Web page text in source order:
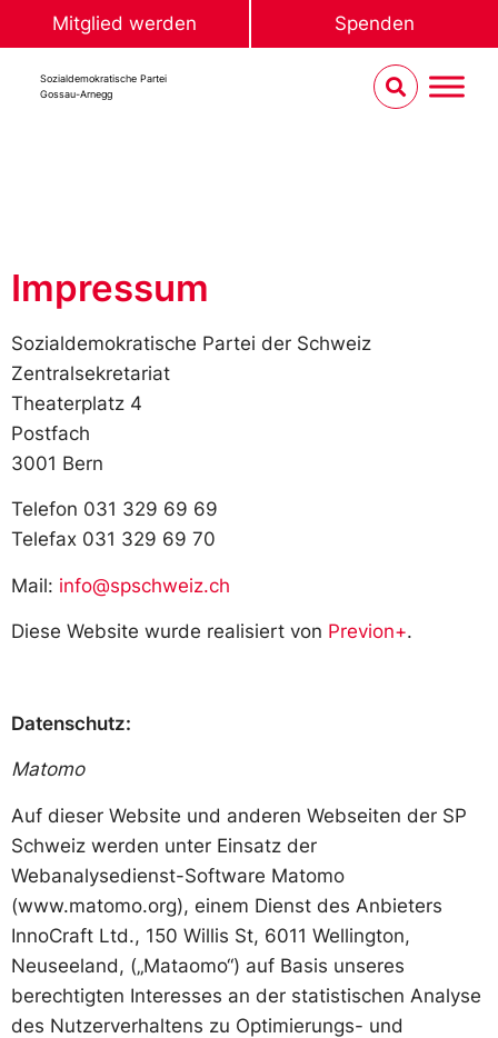
Mitglied werden Spenden
Sozialdemokratische Partei
Gossau-Arnegg
Impressum
Sozialdemokratische Partei der Schweiz
Zentralsekretariat
Theaterplatz 4
Postfach
3001 Bern
Telefon 031 329 69 69
Telefax 031 329 69 70
Mail: info@spschweiz.ch
Diese Website wurde realisiert von Previon+.
Datenschutz:
Matomo
Auf dieser Website und anderen Webseiten der SP
Schweiz werden unter Einsatz der
Webanalysedienst-Software Matomo
(www.matomo.org), einem Dienst des Anbieters
InnoCraft Ltd., 150 Willis St, 6011 Wellington,
Neuseeland, („Mataomo“) auf Basis unseres
berechtigten Interesses an der statistischen Analyse
des Nutzerverhaltens zu Optimierungs- und